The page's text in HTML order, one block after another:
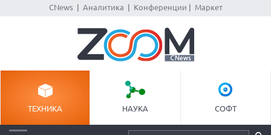
CNews| Аналитика Конференции Маркет
ТЕХНИКА НАУКА СОФТ